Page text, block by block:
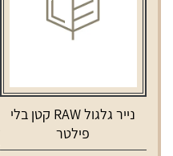
נייר גלגול RAW קטן בלי
פילטר